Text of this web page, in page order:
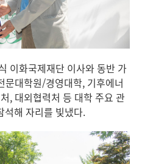
이화국제재단 이사와 동반 가
문대학원/경영대학, 기후에너
, 대외협력처 등 대학 주요 관
석해 자리를 빛냈다.